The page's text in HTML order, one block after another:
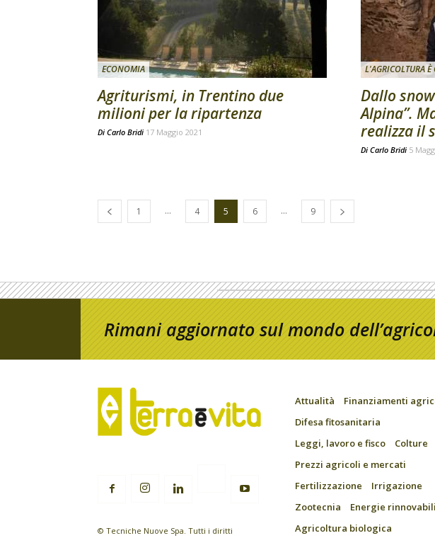
ECONOMIA
Agriturismi, in Trentino due
milioni per la ripartenza
Di Carlo Bridi 17 Maggio 2021
L'AGRICOLTURA
Dallo
Alpina”.
realizza il
Di Carlo Bridi 5
1 ... 4 5 6 ... 9
Rimani aggiornato sul mondo
© Tecniche Nuove Spa. Tutti i diritti
Attualità
Finanziamenti
Difesa fitosanitaria
Leggi, lavoro e fisco
Colture
Prezzi agricoli e mercati
Fertilizzazione
Irrigazione
Zootecnia
Energie rinnovabili
Agricoltura biologica